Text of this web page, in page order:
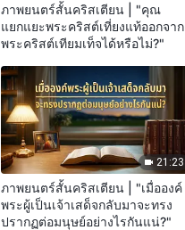
ภาพยนตร์สั้นคริสเตียน | "คุณ
แยกแยะพระคริสต์เที่ยงแท้ออกจาก
พระคริสต์เทียมเท็จได้หรือไม่?"
21:23
ภาพยนตร์สั้นคริสเตียน | "เมื่อองค์
พระผู้เป็นเจ้าเสด็จกลับมาจะทรง
ปรากฏต่อมนุษย์อย่างไรกันแน่?"